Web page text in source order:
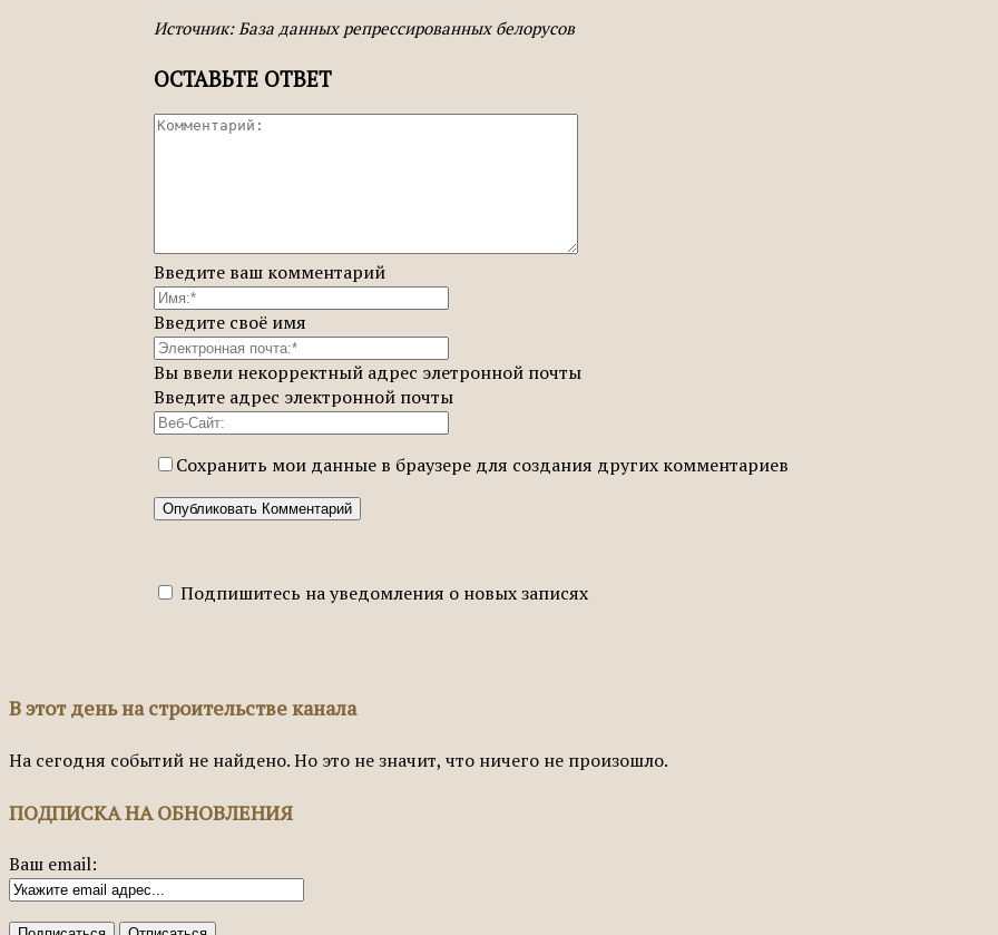
Источник: База данных репрессированных белорусов
ОСТАВЬТЕ ОТВЕТ
Введите ваш комментарий
Введите своё имя
Вы ввели некорректный адрес элетронной почты
Введите адрес электронной почты
Сохранить мои данные в браузере для создания других комментариев
Подпишитесь на уведомления о новых записях
В этот день на строительстве канала
На сегодня событий не найдено. Но это не значит, что ничего не произошло.
ПОДПИСКА НА ОБНОВЛЕНИЯ
Ваш email: